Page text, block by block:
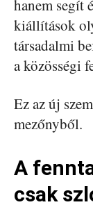
hanem segít
kiállítások
társadalmi
a közösségi
Ez az új
mezőnyből.
A
csak